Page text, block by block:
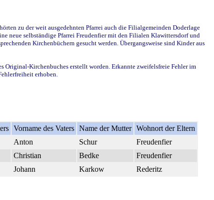
zu der weit ausgedehnten Pfarrei auch die Filialgemeinden Doderlage
neue selbständige Pfarrei Freudenfier mit den Filialen Klawittersdorf und
Kirchenbüchern gesucht werden. Übergangsweise sind Kinder aus
Kirchenbuches erstellt worden. Erkannte zweifelsfreie Fehler im
erhoben.
Vorname des Vaters Name der Mutter Wohnort der Eltern
Anton Schur
Freudenfier
Christian Bedke
Freudenfier
Johann Karkow Rederitz